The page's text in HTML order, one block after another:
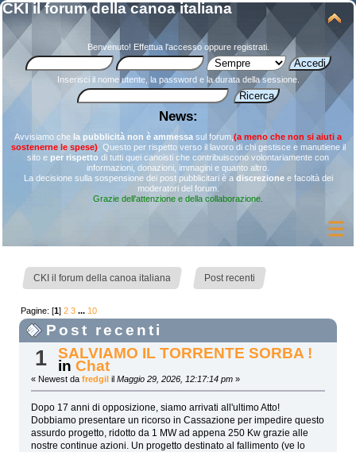
CKI il forum della canoa italiana
Benvenuto! Effettua l'accessooppure registrati.
Inserisci il nome utente, la password e la durata della sessione.
News:
Avvisiamo che la pubblicità non è ammessa sul forum, (a meno che non si aiuti a
sostenerne le spese) . Questo per rispetto verso il lavoro di chi gestisce e manutiene il
sito e per rispetto di tutti quei canoisti che contribuiscono volontariamente con
informazioni, donazioni, immagini e quanto altro.
La decisione sulla sospensione dei post pubblicitari è a discrezionee facoltà dei
moderatori del forum.
Grazie dell'attenzione e della collaborazione.
CKI il forum della canoa italiana Post recenti
Pagine: [1]2 3 ... 10
Post recenti
1 SALVIAMO IL TORRENTE SORBA !
inChat
« Newest da fredgil ilMaggio 29, 2026, 12:17:14 pm»
Dopo 17 anni di opposizione, siamo arrivati all'ultimo Atto!
Dobbiamo presentare un ricorso in Cassazione per impedire questo
assurdo progetto, ridotto da 1 MW ad appena 250 Kw grazie alle
nostre continue azioni. Un progetto destinato al fallimento (ve lo